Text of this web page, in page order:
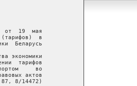
от  19  мая
(тарифов)  в
Беларусь
экономики
тарифов
во
актов
8/14472)